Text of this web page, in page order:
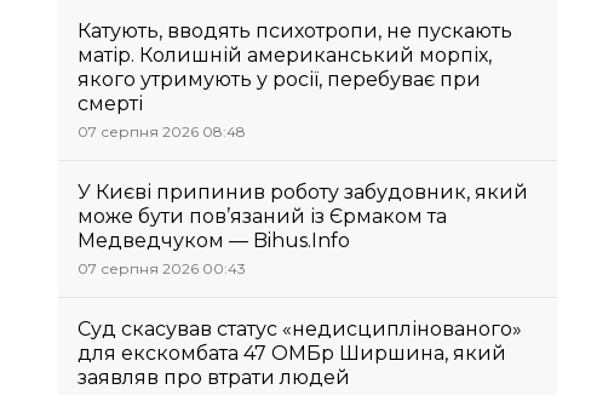
Катують, вводять психотропи, не пускають
матір. Колишній американський морпіх,
якого утримують у росії, перебуває при
смерті
07 серпня 2026 08:48
У Києві припинив роботу забудовник, який
може бути пов’язаний із Єрмаком та
Медведчуком — Bihus.Info
07 серпня 2026 00:43
Суд скасував статус «недисциплінованого»
для екскомбата 47 ОМБр Ширшина, який
заявляв про втрати людей